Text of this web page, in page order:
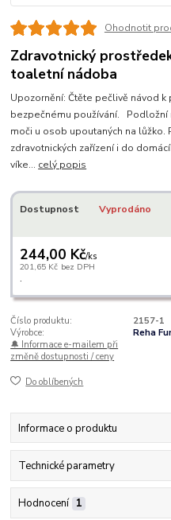
Ohodnotit
Zdravotnický
toaletní nádoba
Upozornění: Čtěte pečlivě návod
bezpečnému používání. Podložní
moči u osob upoutaných na
zdravotnických zařízení i do
víke... celý popis
Dostupnost Vyprodáno
244,00 Kč/ks
201,65 Kč bez DPH
.
Číslo produktu:
2157-1
Výrobce:
Reha
🔔 Informace e-mailem při
změně dostupnosti / ceny
Do oblíbených
Informace o produktu
Technické parametry
Hodnocení 1